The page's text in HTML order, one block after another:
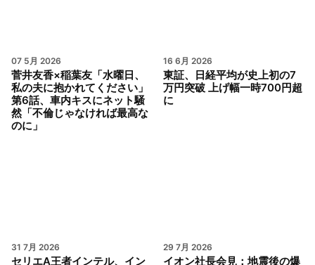
07 5月 2026
菅井友香×稲葉友「水曜日、
私の夫に抱かれてください」
第6話、車内キスにネット騒
然「不倫じゃなければ最高な
のに」
16 6月 2026
東証、日経平均が史上初の7
万円突破 上げ幅一時700円超
に
31 7月 2026
セリエA王者インテル、イン
29 7月 2026
イオン社長会見：地震後の爆